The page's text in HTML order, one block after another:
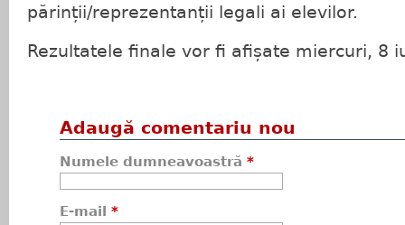
părinții/reprezentanții legali ai elevilor.
Rezultatele finale vor fi afișate miercuri, 8
Adaugă comentariu nou
Numele dumneavoastră *
E-mail *